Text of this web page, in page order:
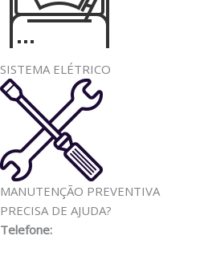
SISTEMA ELÉTRICO
MANUTENÇÃO PREVENTIVA
PRECISA DE AJUDA?
Telefone: